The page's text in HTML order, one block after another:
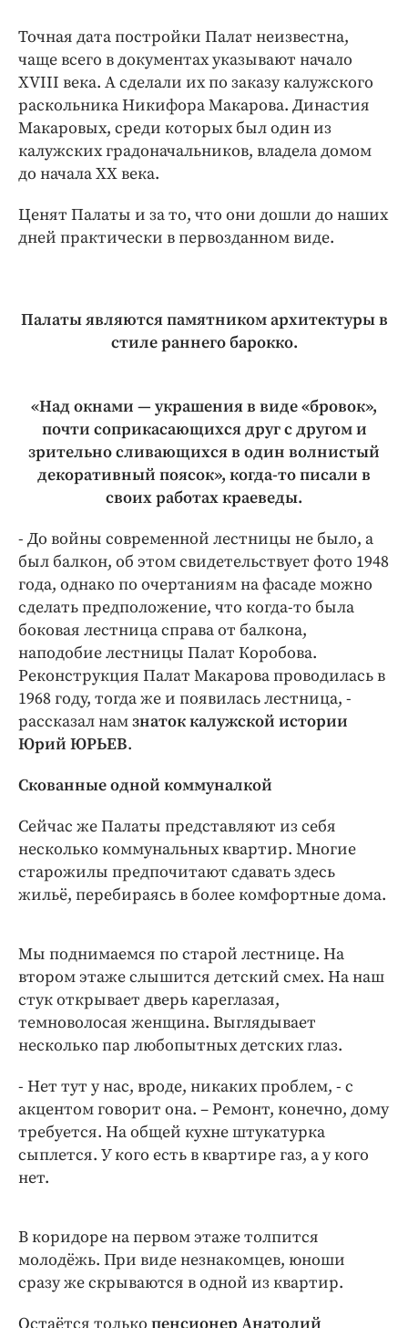
Точная дата постройки Палат неизвестна,
чаще всего в документах указывают начало
XVIII века. А сделали их по заказу калужского
раскольника Никифора Макарова. Династия
Макаровых, среди которых был один из
калужских градоначальников, владела домом
до начала XX века.
Ценят Палаты и за то, что они дошли до наших
дней практически в первозданном виде.
Палаты являются памятником архитектуры в
стиле раннего барокко.
«Над окнами — украшения в виде «бровок»,
почти соприкасающихся друг с другом и
зрительно сливающихся в один волнистый
декоративный поясок», когда-то писали в
своих работах краеведы.
- До войны современной лестницы не было, а
был балкон, об этом свидетельствует фото 1948
года, однако по очертаниям на фасаде можно
сделать предположение, что когда-то была
боковая лестница справа от балкона,
наподобие лестницы Палат Коробова.
Реконструкция Палат Макарова проводилась в
1968 году, тогда же и появилась лестница, -
рассказал намзнаток калужской истории
Юрий ЮРЬЕВ.
Скованные одной коммуналкой
Сейчас же Палаты представляют из себя
несколько коммунальных квартир. Многие
старожилы предпочитают сдавать здесь
жильё, перебираясь в более комфортные дома.
Мы поднимаемся по старой лестнице. На
втором этаже слышится детский смех. На наш
стук открывает дверь кареглазая,
темноволосая женщина. Выглядывает
несколько пар любопытных детских глаз.
- Нет тут у нас, вроде, никаких проблем, - с
акцентом говорит она. – Ремонт, конечно, дому
требуется. На общей кухне штукатурка
сыплется. У кого есть в квартире газ, а у кого
нет.
В коридоре на первом этаже толпится
молодёжь. При виде незнакомцев, юноши
сразу же скрываются в одной из квартир.